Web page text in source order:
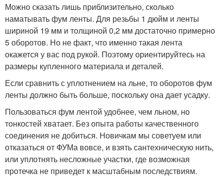
Можно сказать лишь приблизительно, сколько
наматывать фум ленты. Для резьбы 1 дюйм и ленты
шириной 19 мм и толщиной 0,2 мм достаточно примерно
5 оборотов. Но не факт, что именно такая лента
окажется у вас под рукой. Поэтому ориентируйтесь на
размеры купленного материала и деталей.
Если сравнить с уплотнением на льне, то оборотов фум
ленты должно быть больше, поскольку она дает усадку.
Пользоваться фум лентой удобнее, чем льном, но
тонкостей хватает. Без опыта работы качественного
соединения не добиться. Новичкам мы советуем или
отказаться от ФУМа вовсе, и взять сантехническую нить,
или уплотнять несложные участки, где возможная
протечка не приведет к масштабным последствиям.